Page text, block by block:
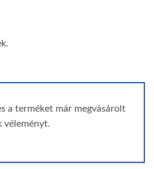
a terméket már megvásárolt
véleményt.